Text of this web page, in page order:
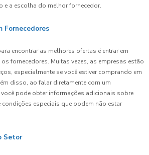
e a escolha do melhor fornecedor.
Fornecedores
encontrar as melhores ofertas é entrar em
fornecedores. Muitas vezes, as empresas estão
especialmente se você estiver comprando em
disso, ao falar diretamente com um
você pode obter informações adicionais sobre
especiais que podem não estar
Setor